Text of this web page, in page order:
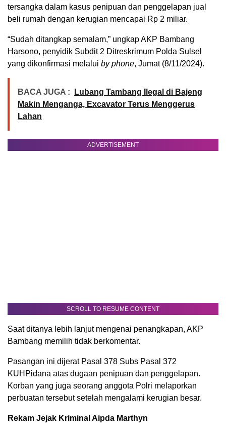
tersangka dalam kasus penipuan dan penggelapan jual
beli rumah dengan kerugian mencapai Rp 2 miliar.
“Sudah ditangkap semalam,” ungkap AKP Bambang
Harsono, penyidik Subdit 2 Ditreskrimum Polda Sulsel
yang dikonfirmasi melalui by phone, Jumat (8/11/2024).
BACA JUGA :
Lubang Tambang Ilegal di Bajeng
Makin Menganga, Excavator Terus Menggerus
Lahan
ADVERTISEMENT
SCROLL TO RESUME CONTENT
Saat ditanya lebih lanjut mengenai penangkapan, AKP
Bambang memilih tidak berkomentar.
Pasangan ini dijerat Pasal 378 Subs Pasal 372
KUHPidana atas dugaan penipuan dan penggelapan.
Korban yang juga seorang anggota Polri melaporkan
perbuatan tersebut setelah mengalami kerugian besar.
Rekam Jejak Kriminal Aipda Marthyn